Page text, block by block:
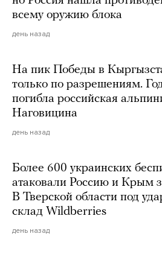
всему оружию блока
день назад
На пик Победы в
только по разрешениям.
погибла российская
Наговицина
день назад
Более 600 украинских
атаковали Россию и Крым
В Тверской области под
склад Wildberries
день назад